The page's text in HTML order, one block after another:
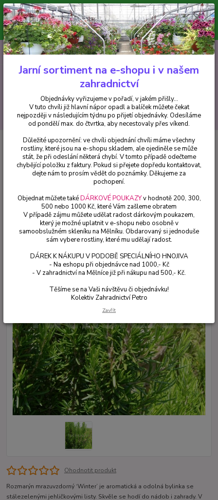
Minimální hodnota pro odeslání z e-shopu je 300 Kč.
V tuto chvíli již hlavní nápor objednávek opadl a balíček můžete čekat
nejpozději v následujícím týdnu po přijetí objednávky. Objednávky
vyřizujeme v pořadí, v jakém přišly...
CZK
Hledat
+420 602 223 614 0ks
za0 Kč
Bylinky a léčivky
Rozmarýn mrazuvzdorný-Rosmarinum ofic.
Winter - cena na prodejně
Rozmarýn mrazuvzdorný-
Rosmarinum ofic. Winter - cena
na prodejně
Ohodnotit produkt
Rozmarýn mrazuvzdorný ‘Winter’ je aromatická a odolná bylinka se
stálezelenými jehličkovými listy. Skvěle se hodí do nádob i zahrady. V
Jarní sortiment na e-shopu i v našem
zahradnictví
Objednávky vyřizujeme v pořadí, v jakém přišly...
V tuto chvíli již hlavní nápor opadl a balíček můžete čekat
nejpozději v následujícím týdnu po přijetí objednávky. Odesíláme
od pondělí max. do čtvrtka, aby necestovaly přes víkend.
Důležité upozornění: ve chvíli objednání chvíli máme všechny
rostliny, které jsou na e-shopu skladem, ale ojediněle se může
stát, že při odeslání některá chybí. V tomto případě odečteme
chybějící položku z faktury. Pokud si přejete dopředu kontaktovat,
dejte nám to prosím vědět do poznámky. Děkujeme za
pochopení.
Objednat můžete takéDÁRKOVÉ POUKAZYv hodnotě 200, 300,
500 nebo 1000 Kč, které Vám zašleme obratem
V případě zájmu můžete udělat radost dárkovým poukazem,
který je možné uplatnit v e-shopu nebo osobně v
samoobslužném skleníku na Mělníku. Obdarovaný si jednoduše
sám vybere rostliny, které mu udělají radost.
DÁREK K NÁKUPU V PODOBĚ SPECIÁLNÍHO HNOJIVA
- Na eshopu při objednávce nad 1000,- Kč
- V zahradnictví na Mělníce již při nákupu nad 500,- Kč.
Těšíme se na Vaši návštěvu či objednávku!
Kolektiv Zahradnictví Petro
Zavřít